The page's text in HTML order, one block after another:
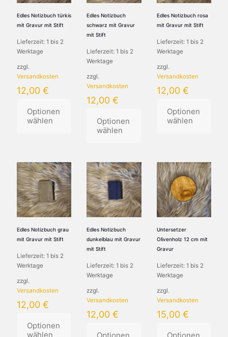
Optionen
können
auf
Produktseite
gewählt
werden
können
auf
der
Produktseite
werden
auf
der
Produktseite
werden
Edles Notizbuch türkis
mit Gravur mit Stift
Lieferzeit: 1 bis 2
Werktage
zzgl.
Versandkosten
12,00 €
Optionen
wählen
weist
mehrere
Varianten
auf.
Die
Optionen
können
auf
der
gewählt
werden
Edles Notizbuch
schwarz mit Gravur
mit Stift
Lieferzeit:1 bis 2
Werktage
zzgl.
Versandkosten
12,00€
Optionen
wählen
Produkt
weist
mehrere
Varianten
auf.
Die
Optionen
können
auf
der
gewählt
werden
Edles Notizbuch rosa
mit Gravur mit Stift
Lieferzeit: 1 bis 2
Werktage
zzgl.
Versandkosten
12,00 €
Optionen
wählen
weist
mehrere
Varianten
auf.
Die
Optionen
können
auf
der
Produktseite
werden
Edles Notizbuch grau
mit Gravur mit Stift
Lieferzeit: 1 bis 2
Werktage
zzgl.
Versandkosten
12,00 €
Optionen
wählen
Edles Notizbuch
dunkelblau mit Gravur
mit Stift
Lieferzeit:1 bis 2
Werktage
zzgl.
Versandkosten
12,00€
Untersetzer
Olivenholz 12 cm mit
Gravur
Lieferzeit: 1 bis 2
Werktage
zzgl.
Versandkosten
15,00 €